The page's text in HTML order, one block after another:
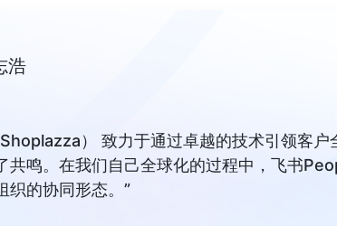
浩
） 致力于通过卓越的技术引领客
共鸣。在我们自己全球化的过程中，飞书
织的协同形态。”